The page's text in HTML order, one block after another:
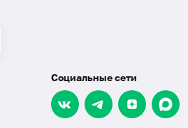
Социальные сети